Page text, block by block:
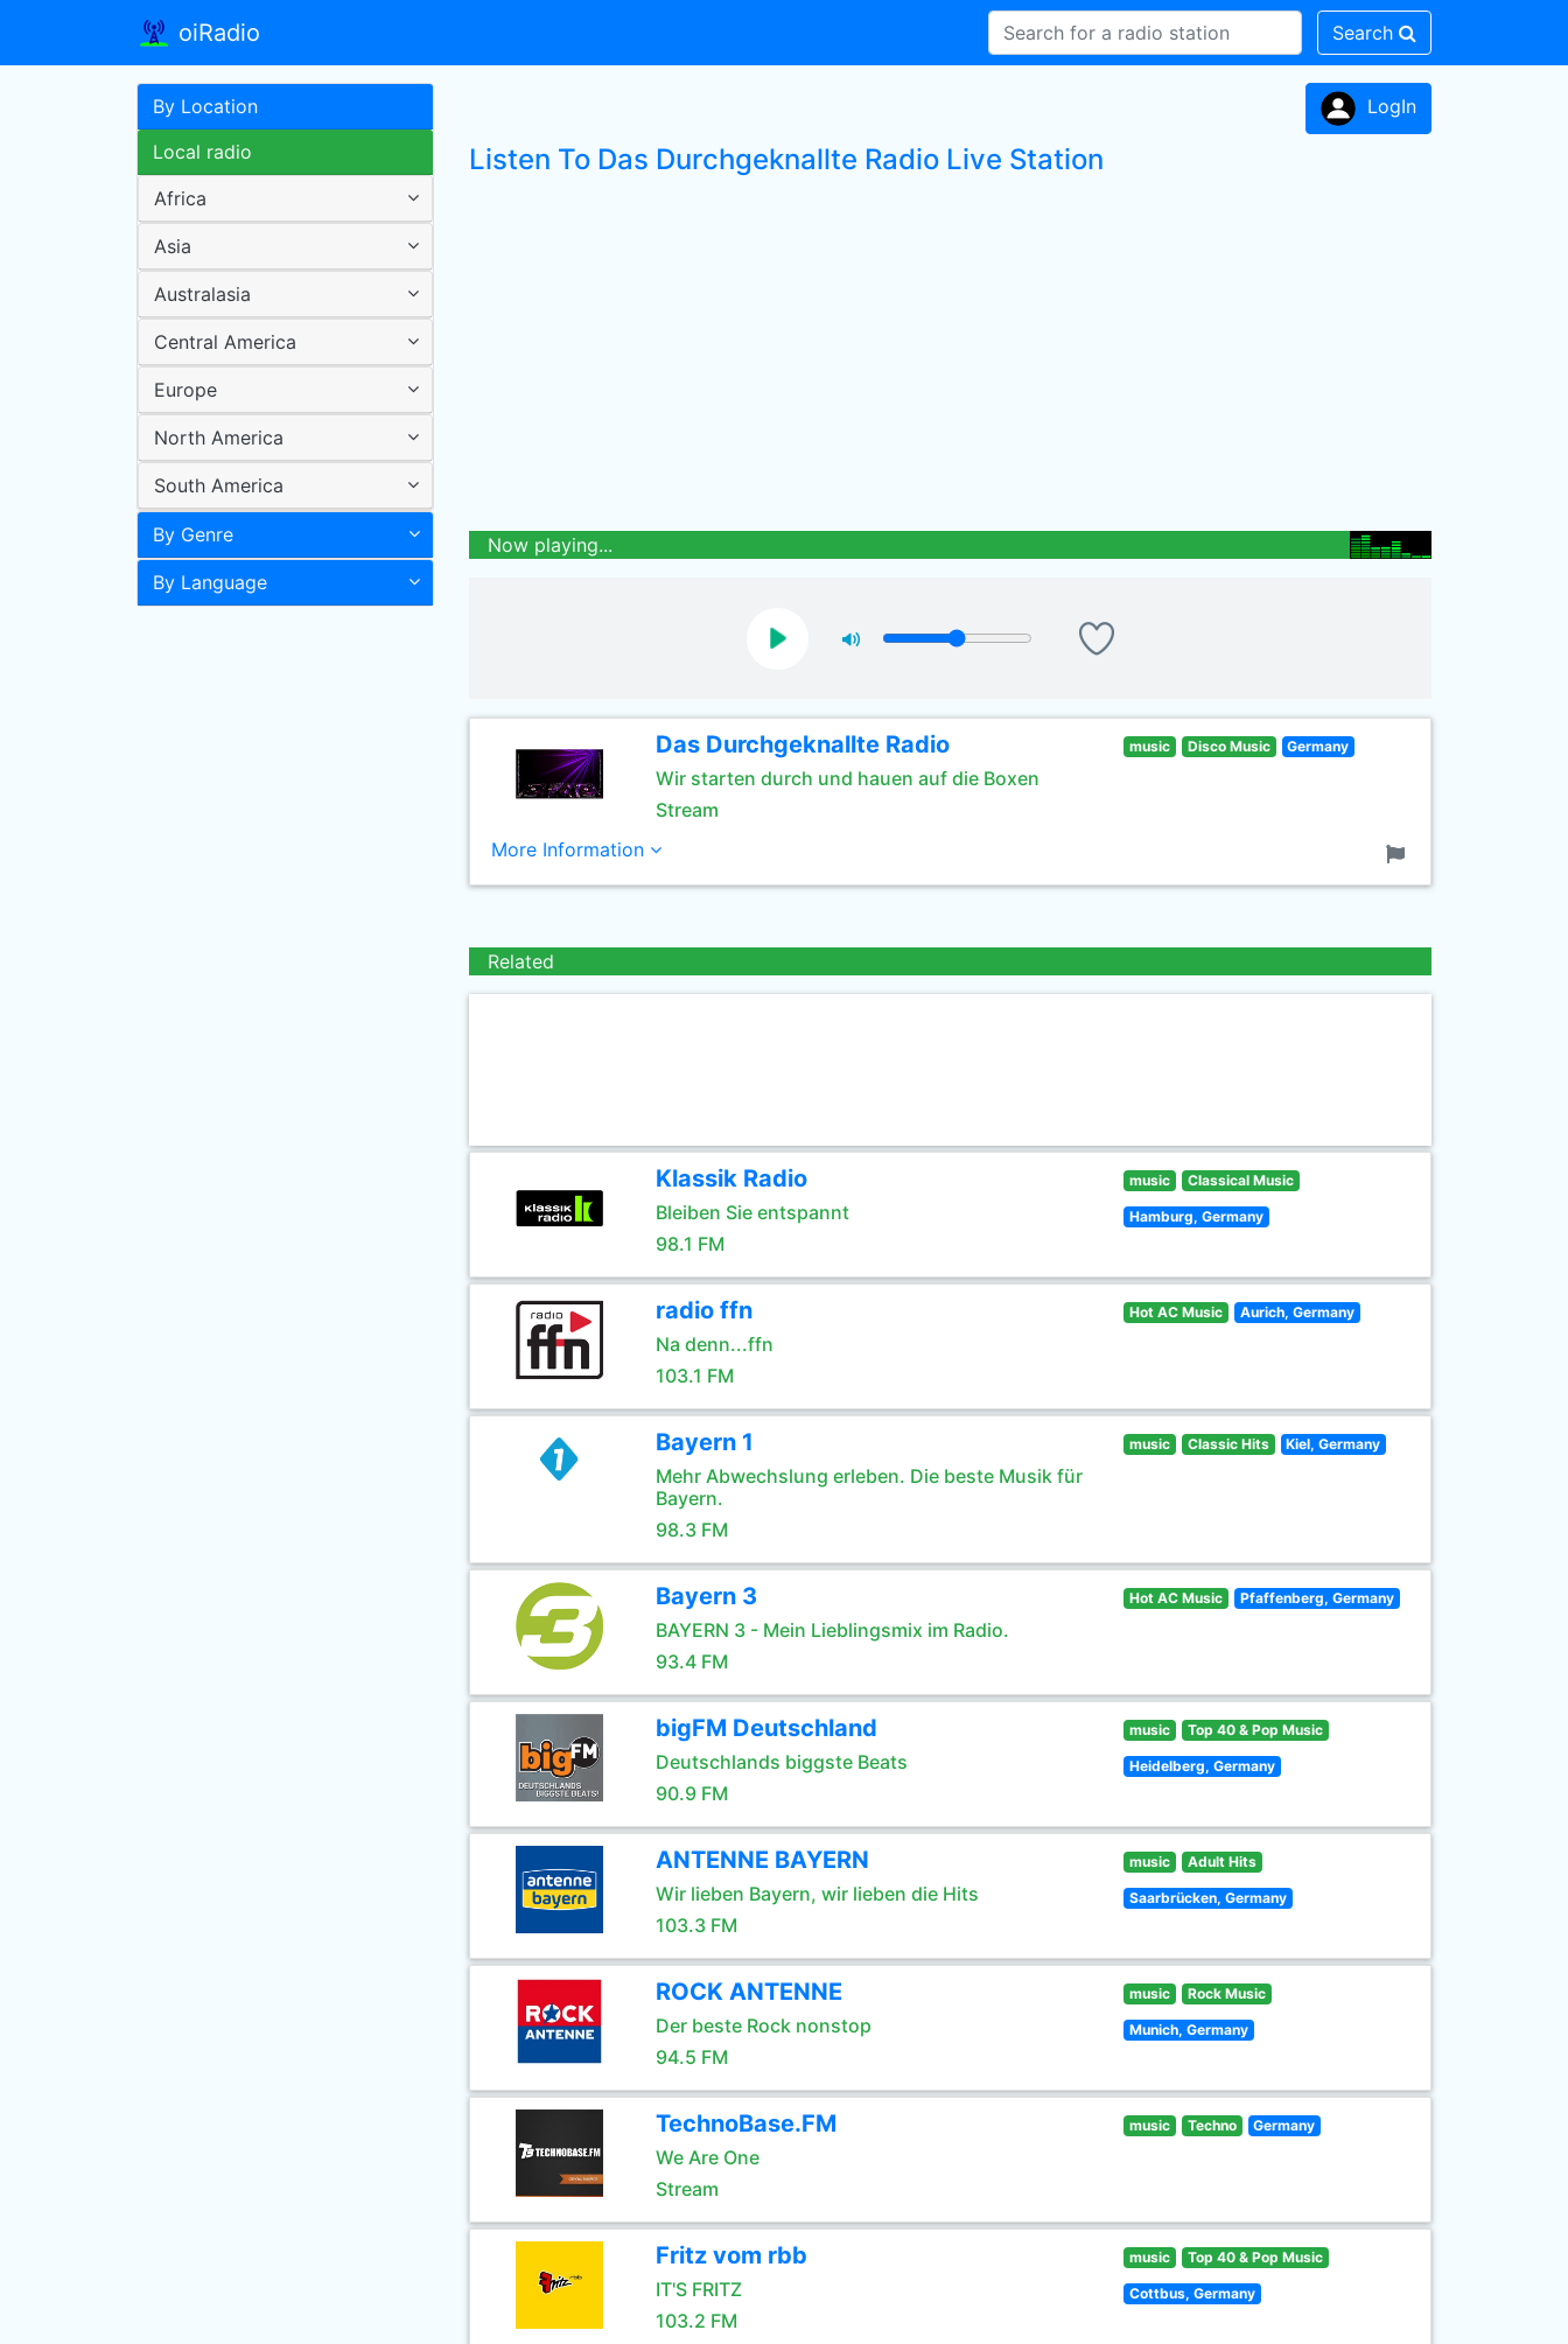
oiRadio Search
By Location
Local radio
Africa
Asia
Australasia
Central America
Europe
North America
South America
By Genre
By Language
LogIn
Listen To Das Durchgeknallte Radio Live Station
Now playing...
Das Durchgeknallte Radio
Wir starten durch und hauen auf die Boxen
Stream
music Disco Music Germany
More Information
Related
Klassik Radio
Bleiben Sie entspannt
98.1 FM
music Classical Music
Hamburg, Germany
radio ffn
Na denn...ffn
103.1 FM
Hot AC Music Aurich, Germany
Bayern 1
Mehr Abwechslung erleben. Die beste Musik für
Bayern.
98.3 FM
music Classic Hits Kiel, Germany
Bayern 3
BAYERN 3 - Mein Lieblingsmix im Radio.
93.4 FM
Hot AC Music Pfaffenberg, Germany
bigFM Deutschland
Deutschlands biggste Beats
90.9 FM
music Top 40 & Pop Music
Heidelberg, Germany
ANTENNE BAYERN
Wir lieben Bayern, wir lieben die Hits
103.3 FM
music Adult Hits
Saarbrücken, Germany
ROCK ANTENNE
Der beste Rock nonstop
94.5 FM
music Rock Music
Munich, Germany
TechnoBase.FM
We Are One
Stream
music Techno Germany
Fritz vom rbb
IT'S FRITZ
103.2 FM
music Top 40 & Pop Music
Cottbus, Germany